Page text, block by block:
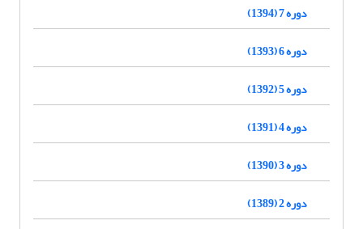
دوره 7 (1394)
دوره 6 (1393)
دوره 5 (1392)
دوره 4 (1391)
دوره 3 (1390)
دوره 2 (1389)